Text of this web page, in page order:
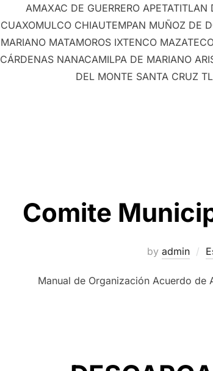
AMAXAC DE GUERRERO
CUAXOMULCO CHIAUTEMPAN MUÑOZ DE
MARIANO MATAMOROS IXTENCO
CÁRDENAS NANACAMILPA DE MARIANO
DEL MONTE SANTA CRUZ
Comite
by admin
Manual de Organización Acuerdo